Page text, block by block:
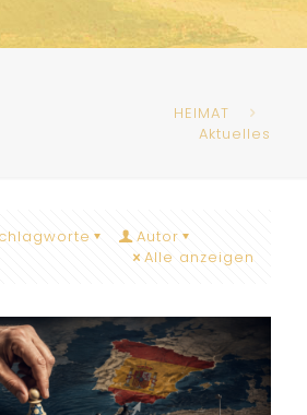
HEIMAT
Aktuelles
Autor
Alle anzeigen